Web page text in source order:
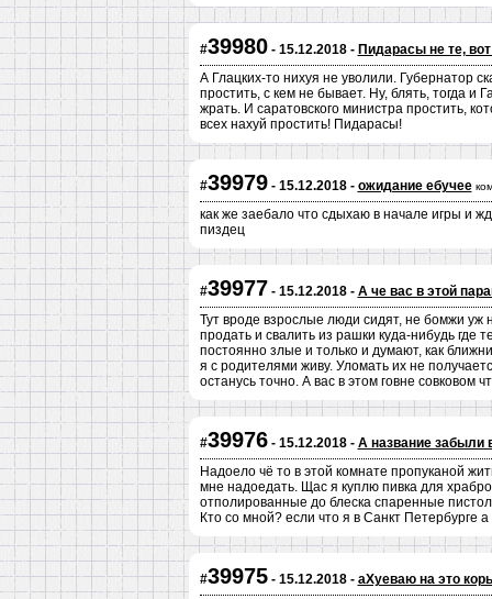
#39980- 15.12.2018 - Пидарасы не те,
А Глацких-то нихуя не уволили. Губернатор
простить, с кем не бывает. Ну, блять, тогда
жрать. И саратовского министра простить,
всех нахуй простить! Пидарасы!
#39979- 15.12.2018 - ожидание ебучее
как же заебало что сдыхаю в начале игры и
пиздец
#39977 - 15.12.2018 - А че вас в этой
Тут вроде взрослые люди сидят, не бомжи уж
продать и свалить из рашки куда-нибудь где
постоянно злые и только и думают, как
я с родителями живу. Уломать их не
останусь точно. А вас в этом говне совковом
#39976- 15.12.2018 - А название забыли
Надоело чё то в этой комнате пропуканой
мне надоедать. Щас я куплю пивка для
отполированные до блеска спаренные
Кто со мной? если что я в Санкт Петербурге
#39975- 15.12.2018 - аХуеваю на это